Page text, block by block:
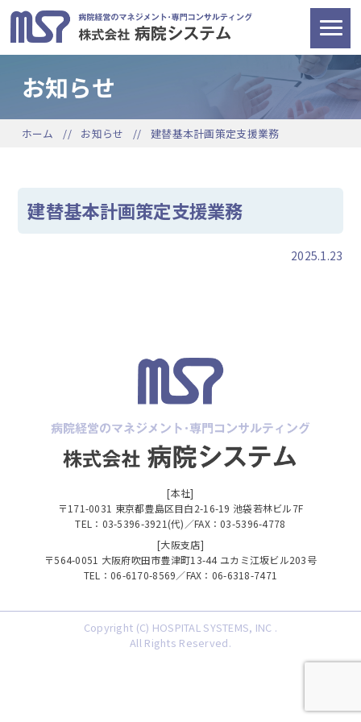
お知らせ
ホーム お知らせ 建替基本計画策定支援業務
建替基本計画策定支援業務
2025.1.23
[本社]
〒171-0031 東京都豊島区目白2-16-19 池袋若林ビル7F
TEL：03-5396-3921(代)／FAX：03-5396-4778
[大阪支店]
〒564-0051 大阪府吹田市豊津町13-44 ユカミ江坂ビル203号
TEL：06-6170-8569／FAX：06-6318-7471
Copyright (C) HOSPITAL SYSTEMS, INC .
All Rights Reserved.